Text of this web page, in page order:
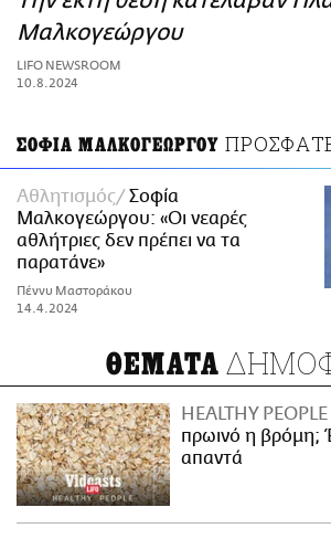
ΑΜΠΑ
PRINT
Μαλκογεώργου
LIFO NEWSROOM
10.8.2024
ΣΟΦΙΑ ΜΑΛΚΟΓΕΩΡΓΟΥ
Αθλητισμός
Σοφία
Μαλκογεώργου: «Οι νεαρές
αθλήτριες δεν πρέπει να τα
παρατάνε»
Πέννυ Μαστοράκου
14.4.2024
ΘΕΜΑΤΑ
HEALTHY PEOPLE
πρωινό η βρόμη;
απαντά